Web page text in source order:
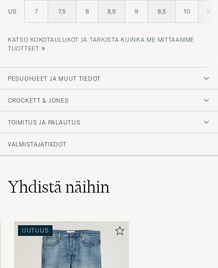
US 7 7,5 8 8,5 9 8,5 10 10,5
KATSO KOKOTAULUKOT JA TARKISTA KUINKA ME MITTAAMME
TUOTTEET »
PESUOHJEET JA MUUT TIEDOT
CROCKETT & JONES
TOIMITUS JA PALAUTUS
VALMISTAJATIEDOT
Yhdistä näihin
UUTUUS